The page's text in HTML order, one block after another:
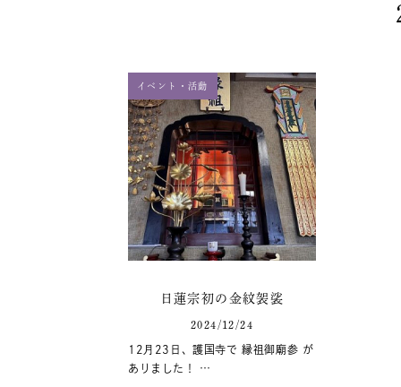
イベント・活動
日蓮宗初の金紋袈裟
2024/12/24
12月23日、護国寺で 縁祖御廟参 が
ありました！ …